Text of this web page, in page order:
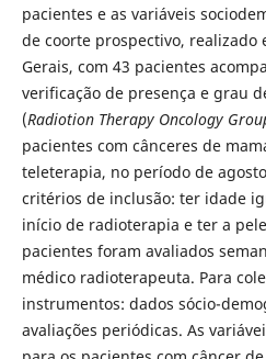
pacientes e as variáveis
de coorte prospectivo,
Gerais, com 43 pacientes
verificação de presença e grau
(Radiotion Therapy Oncology
pacientes com cânceres de
teleterapia, no período de
critérios de inclusão: ter idade
início de radioterapia e ter a
pacientes foram avaliados
médico radioterapeuta. Para
instrumentos: dados sócio-
avaliações periódicas. As